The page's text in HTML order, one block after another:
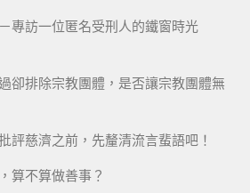
專訪一位匿名受刑人的鐵窗時光
卻排除宗教團體，是否讓宗教團體無
評慈濟之前，先釐清流言蜚語吧！
算不算做善事？